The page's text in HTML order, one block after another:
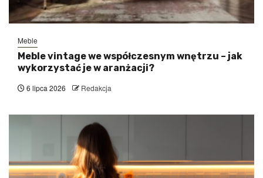
Meble
Meble vintage we współczesnym wnętrzu – jak
wykorzystać je w aranżacji?
6 lipca 2026 Redakcja